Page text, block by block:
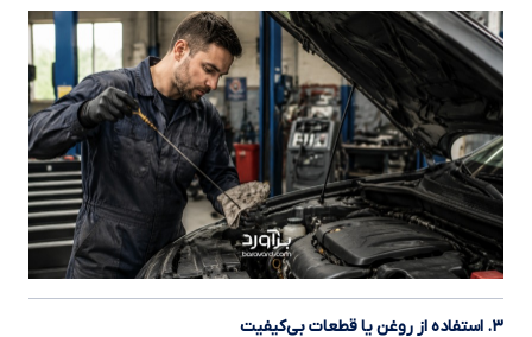
۳. استفاده از روغن یا قطعات بی‌کیفیت